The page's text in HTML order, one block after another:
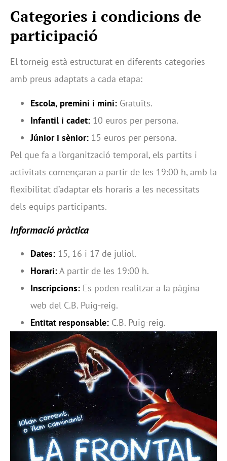
Categories i condicions de
participació
El torneig està estructurat en diferents categories
amb preus adaptats a cada etapa:
Escola, premini i mini: Gratuïts.
Infantil i cadet: 10 euros per persona.
Júnior i sènior: 15 euros per persona.
Pel que fa a l’organització temporal, els partits i
activitats començaran a partir de les 19:00 h, amb la
flexibilitat d’adaptar els horaris a les necessitats
dels equips participants.
Informació pràctica
Dates: 15, 16 i 17 de juliol.
Horari:A partir de les 19:00 h.
Inscripcions: Es poden realitzar a la pàgina
web del C.B. Puig-reig.
Entitat responsable: C.B. Puig-reig.